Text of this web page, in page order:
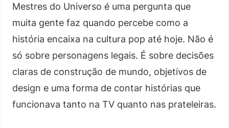
Mestres do Universo é uma pergunta que
muita gente faz quando percebe como a
história encaixa na cultura pop até hoje. Não é
só sobre personagens legais. É sobre decisões
claras de construção de mundo, objetivos de
design e uma forma de contar histórias que
funcionava tanto na TV quanto nas prateleiras.